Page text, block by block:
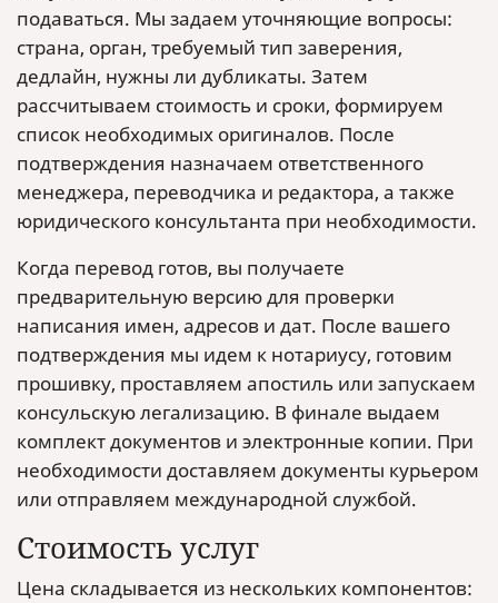
подаваться. Мы задаем уточняющие вопросы:
страна, орган, требуемый тип заверения,
дедлайн, нужны ли дубликаты. Затем
рассчитываем стоимость и сроки, формируем
список необходимых оригиналов. После
подтверждения назначаем ответственного
менеджера, переводчика и редактора, а также
юридического консультанта при необходимости.
Когда перевод готов, вы получаете
предварительную версию для проверки
написания имен, адресов и дат. После вашего
подтверждения мы идем к нотариусу, готовим
прошивку, проставляем апостиль или запускаем
консульскую легализацию. В финале выдаем
комплект документов и электронные копии. При
необходимости доставляем документы курьером
или отправляем международной службой.
Стоимость услуг
Цена складывается из нескольких компонентов: